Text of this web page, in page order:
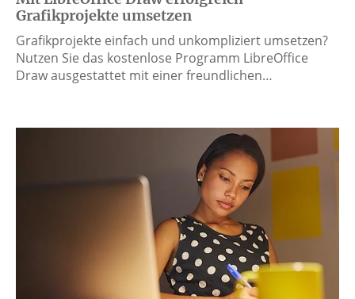
Grafikprojekte umsetzen
Grafikprojekte einfach und unkompliziert umsetzen?
Nutzen Sie das kostenlose Programm LibreOffice
Draw ausgestattet mit einer freundlichen…